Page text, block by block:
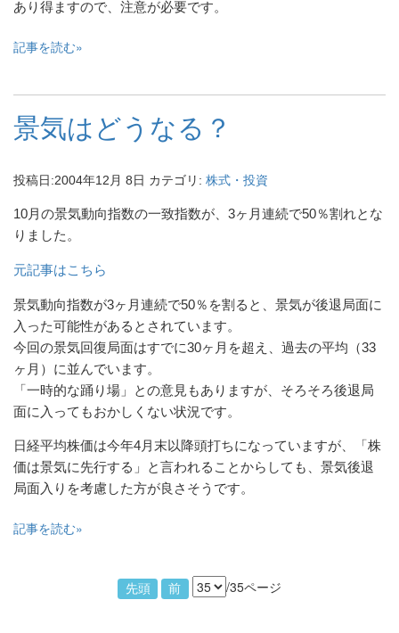
あり得ますので、注意が必要です。
記事を読む
景気はどうなる？
投稿日:2004年12月 8日 カテゴリ: 株式・投資
10月の景気動向指数の一致指数が、3ヶ月連続で50％割れとな
りました。
元記事はこちら
景気動向指数が3ヶ月連続で50％を割ると、景気が後退局面に
入った可能性があるとされています。
今回の景気回復局面はすでに30ヶ月を超え、過去の平均（33
ヶ月）に並んでいます。
「一時的な踊り場」との意見もありますが、そろそろ後退局
面に入ってもおかしくない状況です。
日経平均株価は今年4月末以降頭打ちになっていますが、「株
価は景気に先行する」と言われることからしても、景気後退
局面入りを考慮した方が良さそうです。
記事を読む
先頭 前 /35ページ